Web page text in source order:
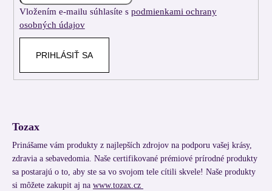
Vložením e-mailu súhlasíte s podmienkami ochrany
osobných údajov
PRIHLÁSIŤ SA
Tozax
Prinášame vám produkty z najlepších zdrojov na podporu vašej krásy,
zdravia a sebavedomia. Naše certifikované prémiové prírodné produkty
sa postarajú o to, aby ste sa vo svojom tele cítili skvele! Naše produkty
si môžete zakupit aj na www.tozax.cz